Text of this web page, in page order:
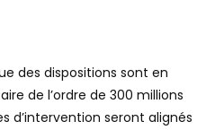
des dispositions sont en
de l’ordre de 300 millions
d’intervention seront alignés